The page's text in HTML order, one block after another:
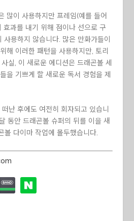
많이 사용하지만 프레임(예를 들어
효과를 내기 위해 점이나 선으로 구
용하지 않습니다. 많은 만화가들이
해 이러한 패턴을 사용하지만, 토리
실, 이 새로운 에디션은 드래곤볼 세
을 기쁘게 할 새로운 독서 경험을 제
난 후에도 여전히 회자되고 있습니
동안 드래곤볼 슈퍼의 뒤를 이을 새
볼 다이마 작업에 몰두했습니다.